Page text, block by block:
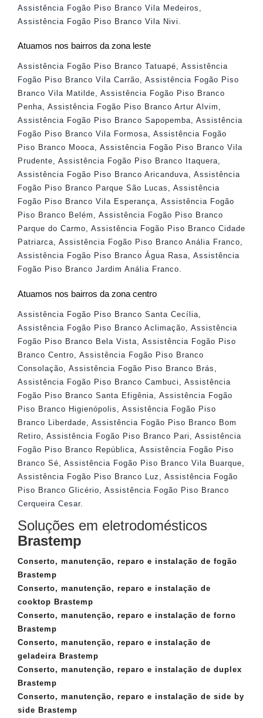
Assistência Fogão Piso Branco Vila Medeiros
Assistência Fogão Piso Branco Vila Nivi
Atuamos nos bairros da zona leste
Assistência Fogão Piso Branco Tatuapé, Assistência
Fogão Piso Branco Vila Carrão, Assistência Fogão Piso
Branco Vila Matilde, Assistência Fogão Piso Branco
Penha, Assistência Fogão Piso Branco Artur Alvim ,
Assistência Fogão Piso Branco Sapopemba, Assistência
Fogão Piso Branco Vila Formosa, Assistência Fogão
Piso Branco Mooca, Assistência Fogão Piso Branco Vila
Prudente, Assistência Fogão Piso Branco Itaquera,
Assistência Fogão Piso Branco Aricanduva, Assistência
Fogão Piso Branco Parque São Lucas , Assistência
Fogão Piso Branco Vila Esperança, Assistência Fogão
Piso Branco Belém , Assistência Fogão Piso Branco
Parque do Carmo, Assistência Fogão Piso Branco Cidade
Patriarca, Assistência Fogão Piso Branco Anália Franco,
Assistência Fogão Piso Branco Água Rasa, Assistência
Fogão Piso Branco Jardim Anália Franco.
Atuamos nos bairros da zona centro
Assistência Fogão Piso Branco Santa Cecília
Assistência Fogão Piso Branco Aclimação
Assistência
Fogão Piso Branco Bela Vista
Assistência Fogão Piso
Branco Centro
Assistência Fogão Piso Branco
Consolação
Assistência Fogão Piso Branco Brás
Assistência Fogão Piso Branco Cambuci
Assistência
Fogão Piso Branco Santa Efigênia
Assistência Fogão
Piso Branco Higienópolis
Assistência Fogão Piso
Branco Liberdade
Assistência Fogão Piso Branco Bom
Retiro
Assistência Fogão Piso Branco Pari
Assistência
Fogão Piso Branco República
Assistência Fogão Piso
Branco Sé
Assistência Fogão Piso Branco Vila Buarque
Assistência Fogão Piso Branco Luz
Assistência Fogão
Piso Branco Glicério
Assistência Fogão Piso Branco
Cerqueira Cesar.
Soluções em eletrodomésticos
Brastemp
Conserto, manutenção, reparo e instalação de fogão
Brastemp
Conserto, manutenção, reparo e instalação de
cooktop Brastemp
Conserto, manutenção, reparo e instalação de forno
Brastemp
Conserto, manutenção, reparo e instalação de
geladeira Brastemp
Conserto, manutenção, reparo e instalação de duplex
Brastemp
Conserto, manutenção, reparo e instalação de side by
side Brastemp